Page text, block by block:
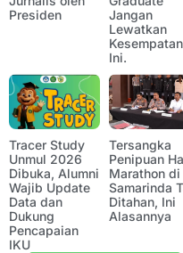
Presiden
Jangan
Lewatkan
Kesempatan
Ini.
Tracer Study
Unmul 2026
Dibuka, Alumni
Wajib Update
Data dan
Dukung
Pencapaian
IKU
Tersangka
Penipuan
Marathon di
Samarinda
Ditahan, Ini
Alasannya